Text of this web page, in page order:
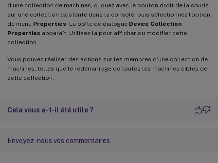
d’une collection de machines, cliquez avec le bouton droit de la souris
sur une collection existante dans la console, puis sélectionnez l’option
de menu Properties . La boîte de dialogue Device Collection
Properties apparaît. Utilisez-la pour afficher ou modifier cette
collection.
Vous pouvez réaliser des actions sur les membres d’une collection de
machines, telles que le redémarrage de toutes les machines cibles de
cette collection.
Cela vous a-t-il été utile ?
Envoyez-nous vos commentaires